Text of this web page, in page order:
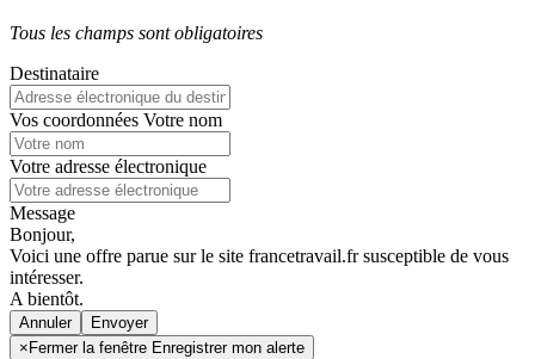
Tous les champs sont obligatoires
Destinataire
Vos coordonnées Votre nom
Votre adresse électronique
Message
Bonjour,
Voici une offre parue sur le site francetravail.fr susceptible de vous
intéresser.
A bientôt.
Annuler
× Fermer la fenêtre Enregistrer mon alerte